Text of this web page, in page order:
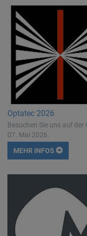
Optatec 2026
Besuchen Sie uns auf
07. Mai 2026.
MEHR INFOS